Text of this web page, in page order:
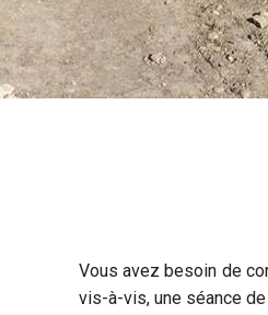
Vous avez besoin de
vis-à-vis, une séance